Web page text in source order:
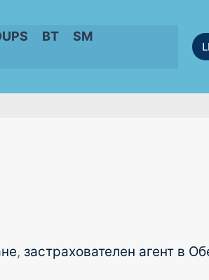
BT
SM
, застрахователен агент в